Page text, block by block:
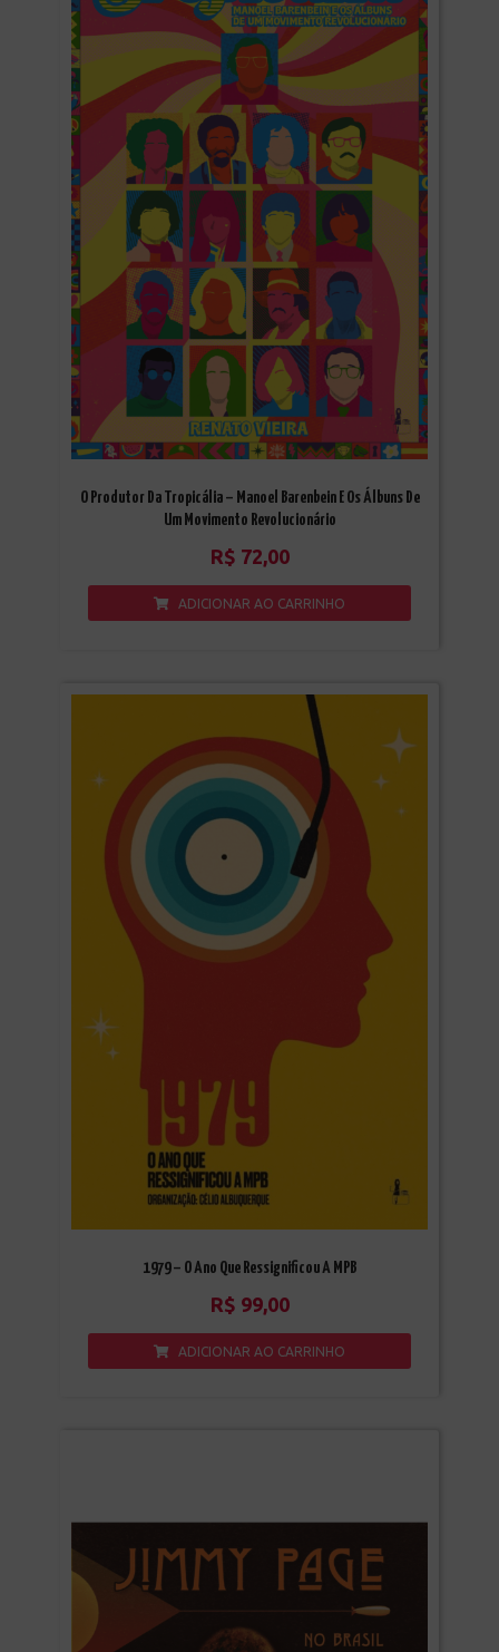
O Produtor Da Tropicália – Manoel Barenbein E Os Álbuns De
Um Movimento Revolucionário
R$ 72,00
ADICIONAR AO CARRINHO
1979 – O Ano Que Ressignificou A MPB
R$ 99,00
ADICIONAR AO CARRINHO